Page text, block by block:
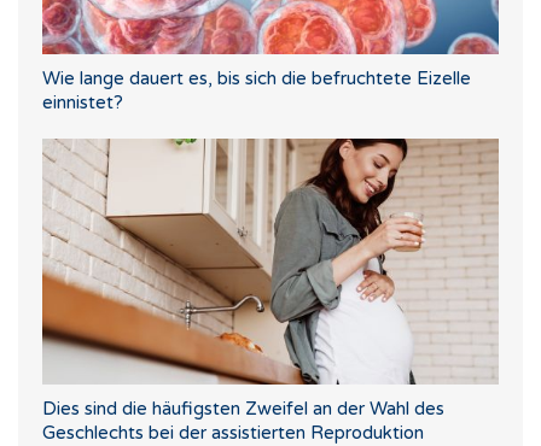
Wie lange dauert es, bis sich die befruchtete Eizelle
einnistet?
Dies sind die häufigsten Zweifel an der Wahl des
Geschlechts bei der assistierten Reproduktion